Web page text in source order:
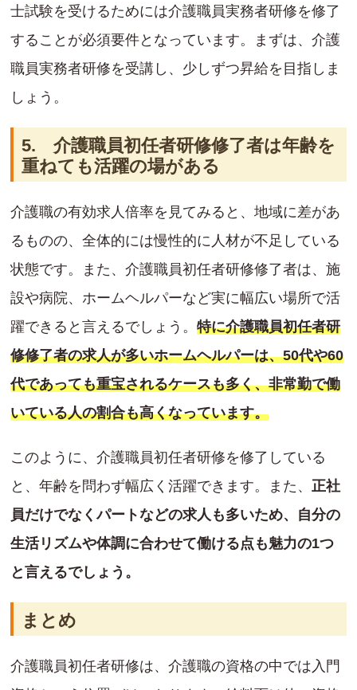
士試験を受けるためには介護職員実務者研修を修了
することが必須要件となっています。まずは、介護
職員実務者研修を受講し、少しずつ昇給を目指しま
しょう。
5. 介護職員初任者研修修了者は年齢を
重ねても活躍の場がある
介護職の有効求人倍率を見てみると、地域に差があ
るものの、全体的には慢性的に人材が不足している
状態です。また、介護職員初任者研修修了者は、施
設や病院、ホームヘルパーなど実に幅広い場所で活
躍できると言えるでしょう。 特に介護職員初任者研
修修了者の求人が多いホームヘルパーは、50代や60
代であっても重宝されるケースも多く、非常勤で働
いている人の割合も高くなっています。
このように、介護職員初任者研修を修了している
と、年齢を問わず幅広く活躍できます。また、 正社
員だけでなくパートなどの求人も多いため、自分の
生活リズムや体調に合わせて働ける点も魅力の1つ
と言えるでしょう。
まとめ
介護職員初任者研修は、介護職の資格の中では入門